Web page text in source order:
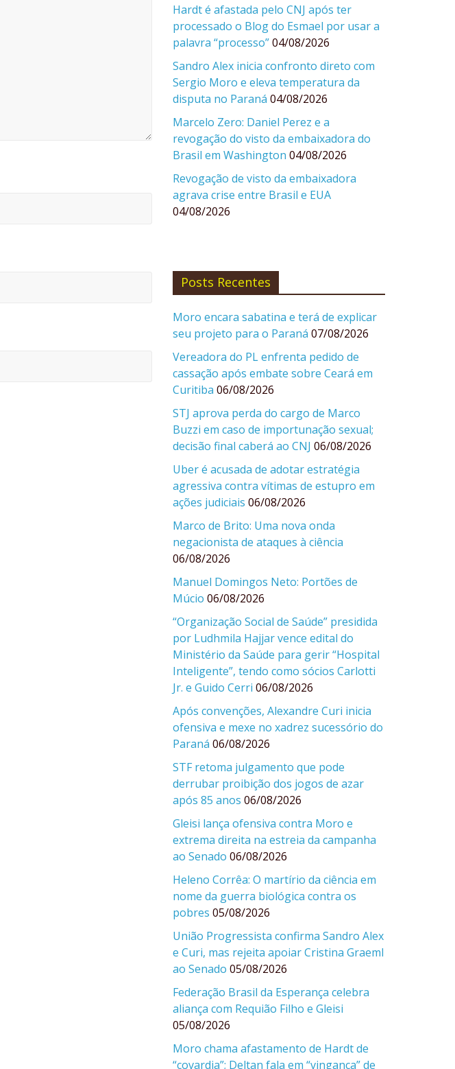
Hardt é afastada pelo CNJ após ter
processado o Blog do Esmael por usar a
palavra “processo”04/08/2026
Sandro Alex inicia confronto direto com
Sergio Moro e eleva temperatura da
disputa no Paraná 04/08/2026
Marcelo Zero: Daniel Perez e a
revogação do visto da embaixadora do
Brasil em Washington 04/08/2026
Revogação de visto da embaixadora
agrava crise entre Brasil e EUA
04/08/2026
Posts Recentes
Moro encara sabatina e terá de explicar
seu projeto para o Paraná 07/08/2026
Vereadora do PL enfrenta pedido de
cassação após embate sobre Ceará em
Curitiba 06/08/2026
STJ aprova perda do cargo de Marco
Buzzi em caso de importunação sexual;
decisão final caberá ao CNJ 06/08/2026
Uber é acusada de adotar estratégia
agressiva contra vítimas de estupro em
ações judiciais 06/08/2026
Marco de Brito: Uma nova onda
negacionista de ataques à ciência
06/08/2026
Manuel Domingos Neto: Portões de
Múcio 06/08/2026
“Organização Social de Saúde” presidida
por Ludhmila Hajjar vence edital do
Ministério da Saúde para gerir “Hospital
Inteligente”, tendo como sócios Carlotti
Jr. e Guido Cerri 06/08/2026
Após convenções, Alexandre Curi inicia
ofensiva e mexe no xadrez sucessório do
Paraná 06/08/2026
STF retoma julgamento que pode
derrubar proibição dos jogos de azar
após 85 anos 06/08/2026
Gleisi lança ofensiva contra Moro e
extrema direita na estreia da campanha
ao Senado 06/08/2026
Heleno Corrêa: O martírio da ciência em
nome da guerra biológica contra os
pobres 05/08/2026
União Progressista confirma Sandro Alex
e Curi, mas rejeita apoiar Cristina Graeml
ao Senado 05/08/2026
Federação Brasil da Esperança celebra
aliança com Requião Filho e Gleisi
05/08/2026
Moro chama afastamento de Hardt de
“covardia”; Deltan fala em “vingança” de